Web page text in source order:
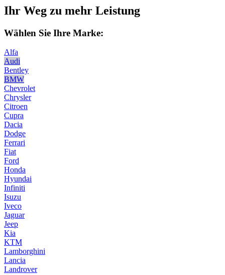
Ihr Weg zu mehr Leistung
Wählen Sie Ihre Marke:
Alfa
Audi
Bentley
BMW
Chevrolet
Chrysler
Citroen
Cupra
Dacia
Dodge
Ferrari
Fiat
Ford
Honda
Hyundai
Infiniti
Isuzu
Iveco
Jaguar
Jeep
Kia
KTM
Lamborghini
Lancia
Landrover